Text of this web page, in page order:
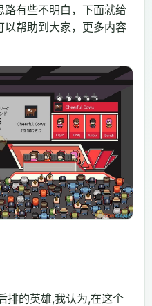
有些不明白，下面就给
以帮助到大家，更多内容
排的英雄,我认为,在这个